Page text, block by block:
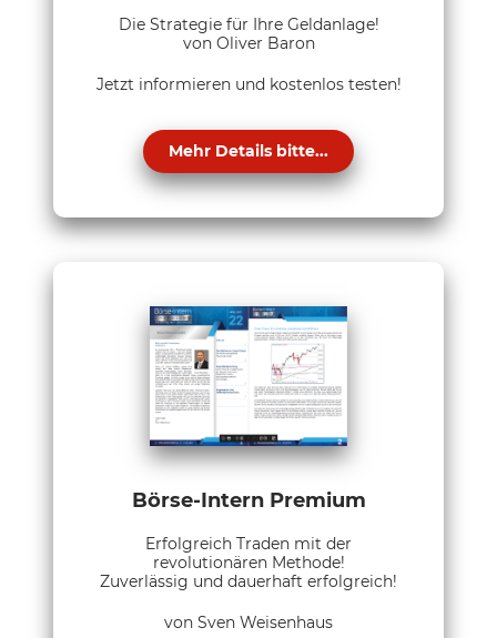
Die Strategie für Ihre Geldanlage!
von Oliver Baron
Jetzt informieren und kostenlos testen!
Mehr Details bitte...
Börse-Intern Premium
Erfolgreich Traden mit der
revolutionären Methode!
Zuverlässig und dauerhaft erfolgreich!
von Sven Weisenhaus